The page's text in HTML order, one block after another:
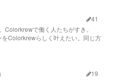
た。
指すバックオフィサー
41
Colorkrewで働く人たちがすき。
Colorkrewらしく叶えたい。同じ方
19